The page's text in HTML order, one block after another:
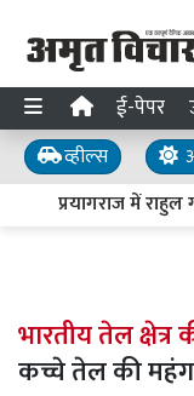
ई-पेपर
व्हील्स
प्रयागराज में
भारतीय तेल
कच्चे तेल की